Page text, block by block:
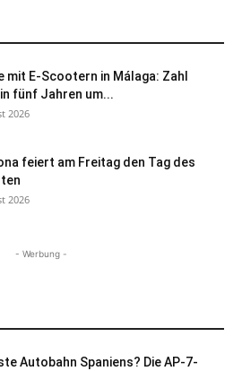
mit E-Scootern in Málaga: Zahl
fünf Jahren um...
2026
feiert am Freitag den Tag des
2026
- Werbung -
Autobahn Spaniens? Die AP-7-